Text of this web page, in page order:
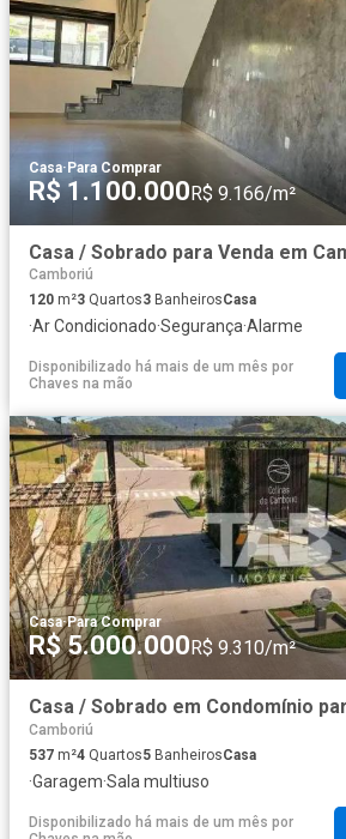
Casa·Para Comprar
R$ 1.100.000R$ 9.166/m²
Camboriú
120 m²3 Quartos3 BanheirosCasa
·Ar Condicionado·Segurança·Alarme
Disponibilizado há mais de um mês por
Chaves na mão
Casa·Para Comprar
R$ 5.000.000 R$ 9.310/m²
Camboriú
537 m²4 Quartos5 BanheirosCasa
·Garagem·Sala multiuso
Disponibilizado há mais de um mês por